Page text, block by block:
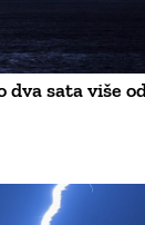
sata više